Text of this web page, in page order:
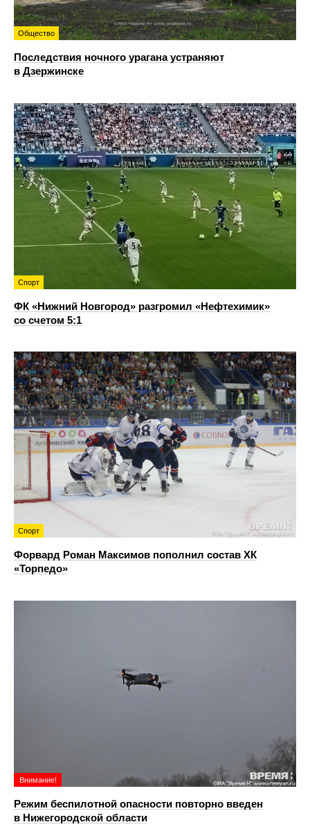
Общество
Последствия ночного урагана устраняют
в Дзержинске
Спорт
ФК «Нижний Новгород» разгромил «Нефтехимик»
со счетом 5:1
Спорт
Форвард Роман Максимов пополнил состав ХК
«Торпедо»
Внимание!
Режим беспилотной опасности повторно введен
в Нижегородской области